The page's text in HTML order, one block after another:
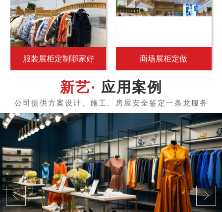
服装展柜定制哪家好 商场展柜定做
应用案例